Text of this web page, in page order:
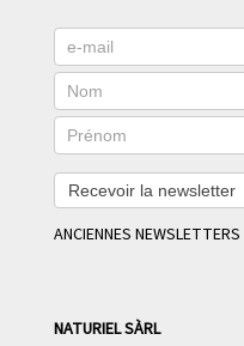
Recevoir la newsletter
ANCIENNES NEWSLETTERS
NATURIEL SÀRL